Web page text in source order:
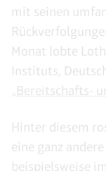
mit seinen
Monat lobte
Instituts,
„Bereitschafts-
Hinter diesem
eine ganz
beispielsweise